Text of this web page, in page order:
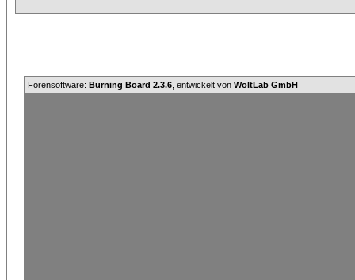
Forensoftware: Burning Board 2.3.6 , entwickelt von WoltLab GmbH